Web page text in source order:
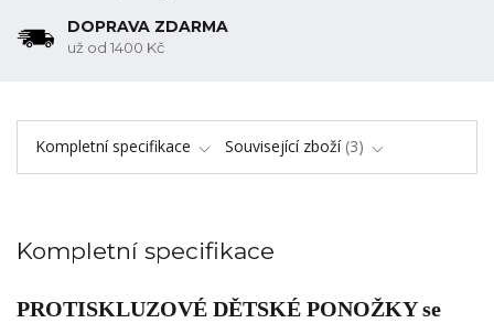
DOPRAVA ZDARMA
už od 1400 Kč
Kompletní specifikace Související zboží 3
Kompletní specifikace
PROTISKLUZOVÉ DĚTSKÉ PONOŽKYse